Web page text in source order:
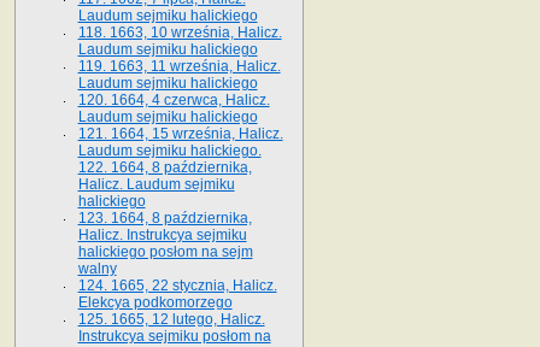
Laudum sejmiku halickiego
118. 1663, 10 września, Halicz.
Laudum sejmiku halickiego
119. 1663, 11 września, Halicz.
Laudum sejmiku halickiego
120. 1664, 4 czerwca, Halicz.
Laudum sejmiku halickiego
121. 1664, 15 września, Halicz.
Laudum sejmiku halickiego.
122. 1664, 8 października,
Halicz. Laudum sejmiku
halickiego
123. 1664, 8 października,
Halicz. Instrukcya sejmiku
halickiego posłom na sejm
walny
124. 1665, 22 stycznia, Halicz.
Elekcya podkomorzego
125. 1665, 12 lutego, Halicz.
Instrukcya sejmiku posłom na